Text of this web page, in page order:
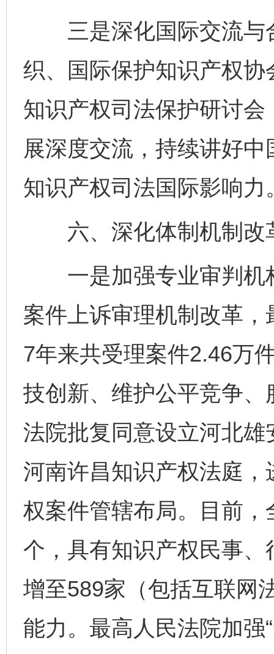
三是深化国际交流与
织、国际保护知识产权
知识产权司法保护研讨
展深度交流，持续讲好
知识产权司法国际影响力
六、深化体制机制改
一是加强专业审判机
案件上诉审理机制改革
7年来共受理案件2.46万
技创新、维护公平竞争
法院批复同意设立河北
河南许昌知识产权法庭
权案件管辖布局。目前
个，具有知识产权民事
增至589家（包括互联网
能力。最高人民法院加强